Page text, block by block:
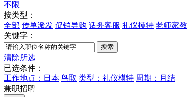
不限
按类型：
全部 传单派发 促销导购 话务客服 礼仪模特 老师家教
关键字：
清除所选
已选条件：
工作地点：日本 鸟取 类型：礼仪模特 周期：月结
兼职招聘